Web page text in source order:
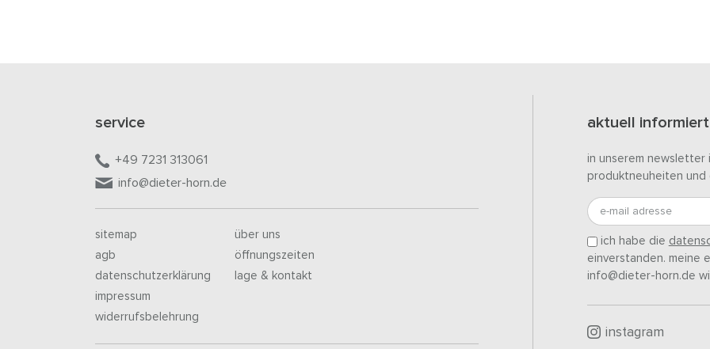
service
+49 7231 313061
info@dieter-horn.de
sitemap
agb
datenschutzerklärung
impressum
widerrufsbelehrung
über uns
öffnungszeiten
lage & kontakt
aktuell informiert
in unserem newsletter
produktneuheiten und
e-mail adresse
ich habe die
einverstanden. meine
info@dieter-horn.de
instagram